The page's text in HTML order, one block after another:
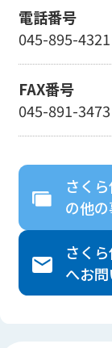
電話番号
045-895-4321
FAX番号
045-891-3473
さく
の他
さく
へお